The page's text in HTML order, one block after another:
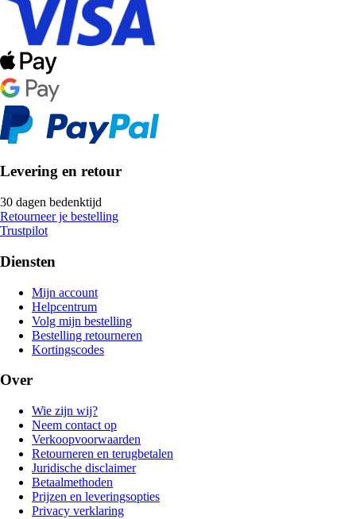
Levering en retour
30 dagen bedenktijd
Retourneer je bestelling
Trustpilot
Diensten
Mijn account
Helpcentrum
Volg mijn bestelling
Bestelling retourneren
Kortingscodes
Over
Wie zijn wij?
Neem contact op
Verkoopvoorwaarden
Retourneren en terugbetalen
Juridische disclaimer
Betaalmethoden
Prijzen en leveringsopties
Privacy verklaring